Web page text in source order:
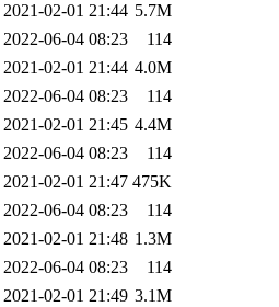
2021-02-01 21:44 5.7M
2022-06-04 08:23
114
2021-02-01 21:44 4.0M
2022-06-04 08:23
114
2021-02-01 21:45 4.4M
2022-06-04 08:23
114
2021-02-01 21:47 475K
2022-06-04 08:23
114
2021-02-01 21:48 1.3M
2022-06-04 08:23
114
2021-02-01 21:49 3.1M